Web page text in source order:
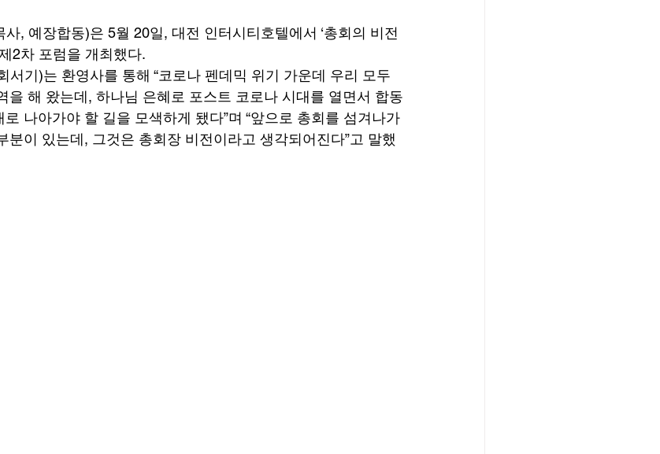
, 예장합동)은 5월 20일, 대전 인터시티호텔에서 ‘총회의 비전
2차 포럼을 개최했다.
서기)는 환영사를 통해 “코로나 펜데믹 위기 가운데 우리 모두
을 해 왔는데, 하나님 은혜로 포스트 코로나 시대를 열면서 합동
나아가야 할 길을 모색하게 됐다”며 “앞으로 총회를 섬겨나가
분이 있는데, 그것은 총회장 비전이라고 생각되어진다”고 말했